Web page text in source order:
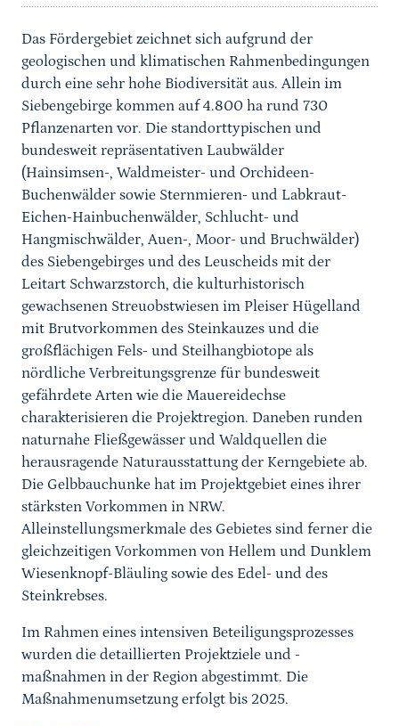
Das Fördergebiet zeichnet sich aufgrund der
geologischen und klimatischen Rahmenbedingungen
durch eine sehr hohe Biodiversität aus. Allein im
Siebengebirge kommen auf 4.800 ha rund 730
Pflanzenarten vor. Die standorttypischen und
bundesweit repräsentativen Laubwälder
(Hainsimsen-, Waldmeister- und Orchideen-
Buchenwälder sowie Sternmieren- und Labkraut-
Eichen-Hainbuchenwälder, Schlucht- und
Hangmischwälder, Auen-, Moor- und Bruchwälder)
des Siebengebirges und des Leuscheids mit der
Leitart Schwarzstorch, die kulturhistorisch
gewachsenen Streuobstwiesen im Pleiser Hügelland
mit Brutvorkommen des Steinkauzes und die
großflächigen Fels- und Steilhangbiotope als
nördliche Verbreitungsgrenze für bundesweit
gefährdete Arten wie die Mauereidechse
charakterisieren die Projektregion. Daneben runden
naturnahe Fließgewässer und Waldquellen die
herausragende Naturausstattung der Kerngebiete ab.
Die Gelbbauchunke hat im Projektgebiet eines ihrer
stärksten Vorkommen in NRW.
Alleinstellungsmerkmale des Gebietes sind ferner die
gleichzeitigen Vorkommen von Hellem und Dunklem
Wiesenknopf-Bläuling sowie des Edel- und des
Steinkrebses.
Im Rahmen eines intensiven Beteiligungsprozesses
wurden die detaillierten Projektziele und -
maßnahmen in der Region abgestimmt. Die
Maßnahmenumsetzung erfolgt bis 2025.